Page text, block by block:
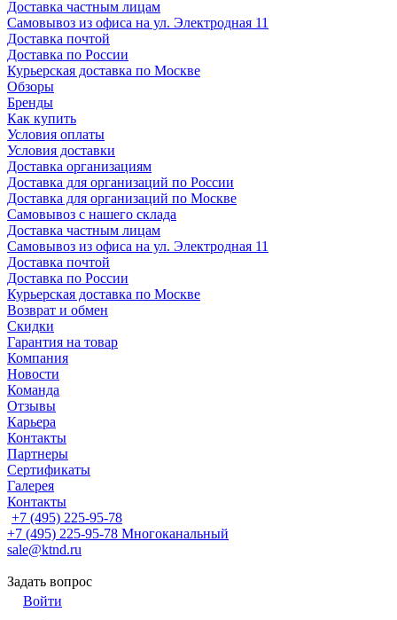
Доставка частным лицам
Самовывоз из офиса на ул. Электродная 11
Доставка почтой
Доставка по России
Курьерская доставка по Москве
Обзоры
Бренды
Как купить
Условия оплаты
Условия доставки
Доставка организациям
Доставка для организаций по России
Доставка для организаций по Москве
Самовывоз с нашего склада
Доставка частным лицам
Самовывоз из офиса на ул. Электродная 11
Доставка почтой
Доставка по России
Курьерская доставка по Москве
Возврат и обмен
Скидки
Гарантия на товар
Компания
Новости
Команда
Отзывы
Карьера
Контакты
Партнеры
Сертификаты
Галерея
Контакты
+7 (495) 225-95-78
+7 (495) 225-95-78 Многоканальный
sale@ktnd.ru
Задать вопрос
Войти